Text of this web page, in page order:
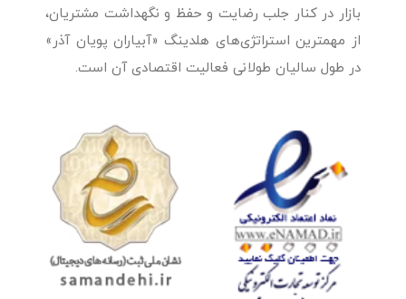
بازار در کنار جلب رضایت و حفظ و نگهداشت مشتریان،
از مهمترین استراتژی‌های هلدینگ «آبیاران پویان آذر»
در طول سالیان طولانی فعالیت اقتصادی آن است.